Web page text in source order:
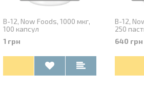
Super Omega EPA, Now Foods, 120
Добавлен:
Качественная омега.
Принимаю по 2 капсулы в
B-12, Now Foods, 1000 мкг,
100 капсул
1 грн
B-12,
250
640 грн